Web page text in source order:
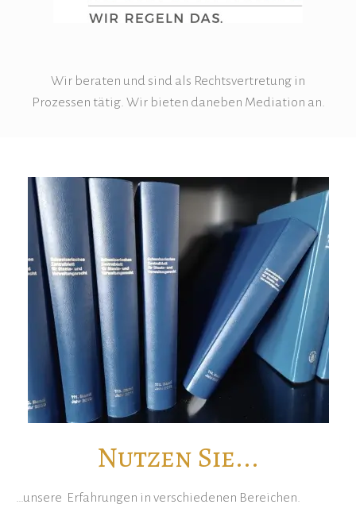
Wir beraten und sind als Rechtsvertretung in
Prozessen tätig. Wir bieten daneben Mediation an.
Nutzen Sie...
…unsere Erfahrungen in verschiedenen Bereichen.